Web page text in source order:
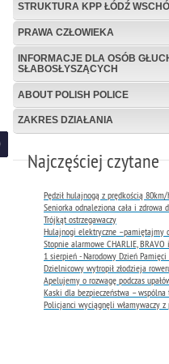
STRUKTURA KPP ŁÓDŹ
PRAWA CZŁOWIEKA
INFORMACJE DLA OSÓB
SŁABOSŁYSZĄCYCH
ABOUT POLISH POLICE
ZAKRES DZIAŁANIA
Najczęściej czytane
Pędził hulajnogą z prędkością 80km/
Trójkąt ostrzegawaczy
Hulajnogi elektryczne –pamiętajmy
1 sierpień - Narodowy Dzień
Dzielnicowy wytropił złodzieja
Apelujemy o rozwagę podczas
Kaski dla bezpieczeństwa –
Policjanci wyciągnęli włamywaczy z